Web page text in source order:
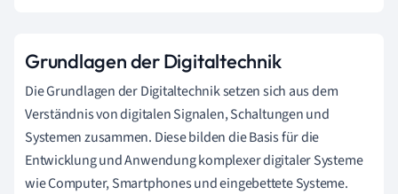
Grundlagen der Digitaltechnik
Die Grundlagen der Digitaltechnik setzen sich aus dem
Verständnis von digitalen Signalen, Schaltungen und
Systemen zusammen. Diese bilden die Basis für die
Entwicklung und Anwendung komplexer digitaler Systeme
wie Computer, Smartphones und eingebettete Systeme.